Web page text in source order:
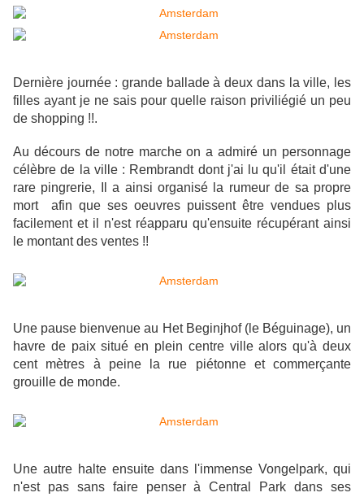
Dernière journée : grande ballade à deux dans la ville, les
filles ayant je ne sais pour quelle raison priviliégié un peu
de shopping !!.
Au décours de notre marche on a admiré un personnage
célèbre de la ville : Rembrandt dont j'ai lu qu'il était d'une
rare pingrerie, Il a ainsi organisé la rumeur de sa propre
mort afin que ses oeuvres puissent être vendues plus
facilement et il n'est réapparu qu'ensuite récupérant ainsi
le montant des ventes !!
Une pause bienvenue au Het Beginjhof (le Béguinage), un
havre de paix situé en plein centre ville alors qu'à deux
cent mètres à peine la rue piétonne et commerçante
grouille de monde.
Une autre halte ensuite dans l'immense Vongelpark, qui
n'est pas sans faire penser à Central Park dans ses